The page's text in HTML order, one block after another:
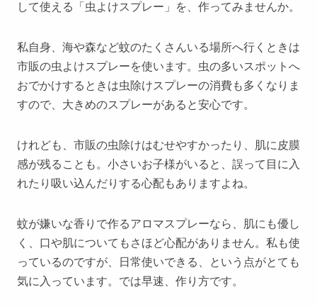
して使える「虫よけスプレー」を、作ってみませんか。
私自身、海や森など蚊のたくさんいる場所へ行くときは
市販の虫よけスプレーを使います。虫の多いスポットへ
おでかけするときは虫除けスプレーの消費も多くなりま
すので、大きめのスプレーがあると安心です。
けれども、市販の虫除けはむせやすかったり、肌に皮膜
感が残ることも。小さいお子様がいると、誤って目に入
れたり吸い込んだりする心配もありますよね。
蚊が嫌いな香りで作るアロマスプレーなら、肌にも優し
く、口や肌についてもさほど心配がありません。私も使
っているのですが、日常使いできる、という点がとても
気に入っています。では早速、作り方です。